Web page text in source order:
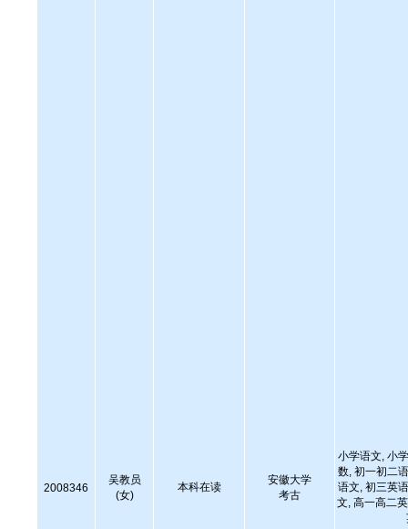
2008346
吴教员
(女)
本科在读
安徽大学
考古
小学语文, 小
数, 初一初二
语文, 初三英
文, 高一高二